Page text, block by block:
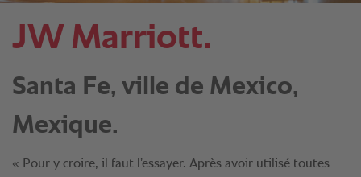
JW Marriott.
Santa Fe, ville de Mexico,
Mexique.
« Pour y croire, il faut l’essayer. Après avoir utilisé toutes